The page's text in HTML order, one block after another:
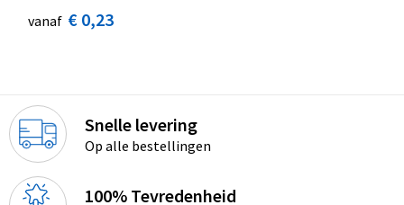
vanaf € 0,23
Snelle levering
Op alle bestellingen
100% Tevredenheid